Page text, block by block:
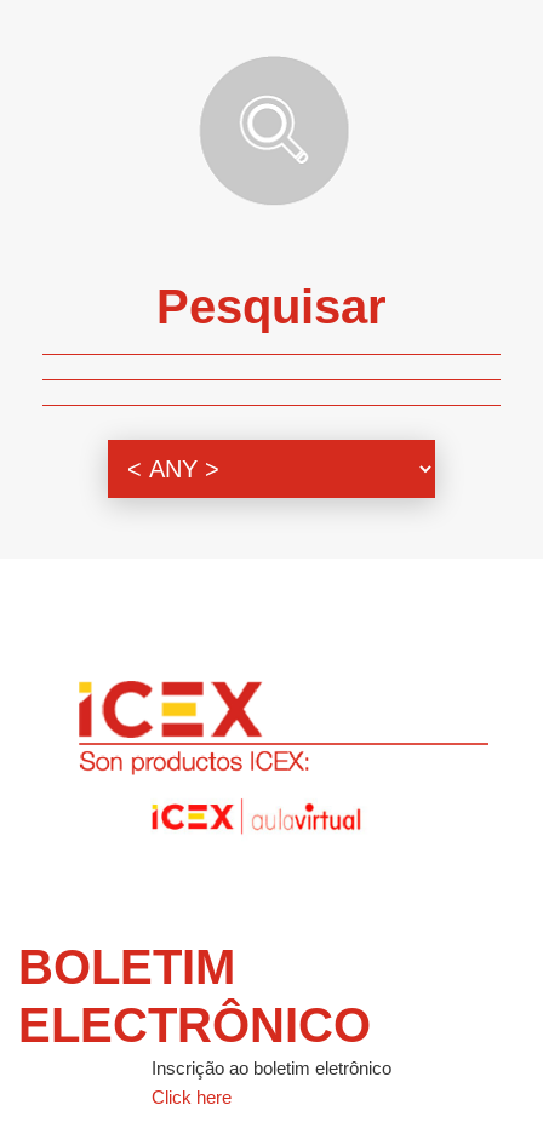
Pesquisar
BOLETIM
ELECTRÔNICO
Inscrição ao boletim eletrônico
Click here